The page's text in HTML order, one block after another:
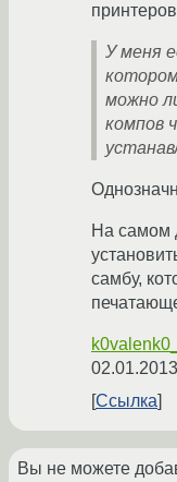
У меня
можно
компов
На самом
самбу,
Ссылка
Вы не можете